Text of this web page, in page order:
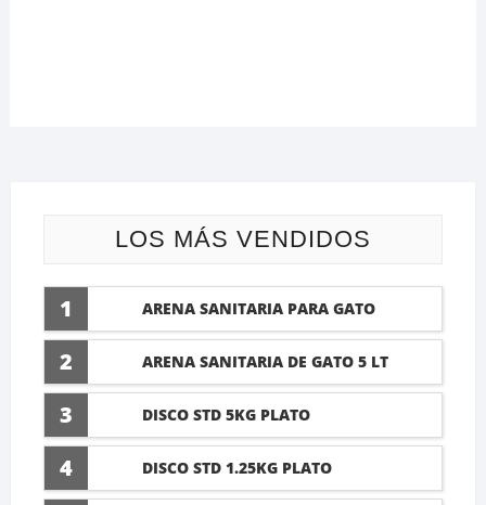
LOS MÁS VENDIDOS
1 ARENA SANITARIA PARA GATO
LAVANDA 10 LTI
2 ARENA SANITARIA DE GATO 5 LT
3 DISCO STD 5KG PLATO
4 DISCO STD 1.25KG PLATO